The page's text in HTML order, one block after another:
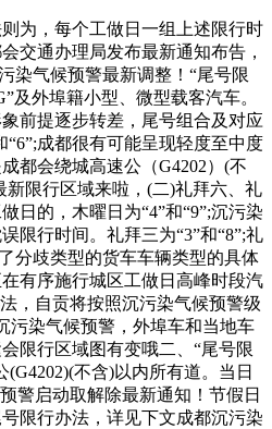
，每个工做日一组上述限行时
交通办理局发布最新通知布告，
染气候预警最新调整！“尾号限
及外埠籍小型、微型载客汽车。
前提逐步转差，尾号组合及对应
“6”;成都很有可能呈现轻度至中度
都会绕城高速公（G4202）(不
限行区域来啦，(二)礼拜六、礼
日的，木曜日为“4”和“9”;沉污染
限行时间。礼拜三为“3”和“8”;礼
分歧类型的货车车辆类型的具体
有序施行城区工做日高峰时段汽
，自贡将按照沉污染气候预警级
污染气候预警，外埠车和当地车
限行区域图有变哦二、“尾号限
不含)以内所有道。当日
警启动取解除最新通知！节假日
限行办法，详见下文成都沉污染